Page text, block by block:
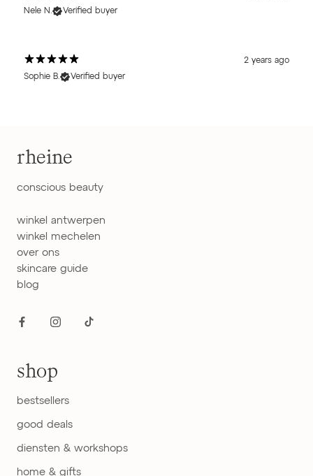
Nele N.
Verified buyer
2 years ago
Sophie B.
Verified buyer
rheine
conscious beauty
winkel antwerpen
winkel mechelen
over ons
skincare guide
blog
shop
bestsellers
good deals
diensten & workshops
home & gifts